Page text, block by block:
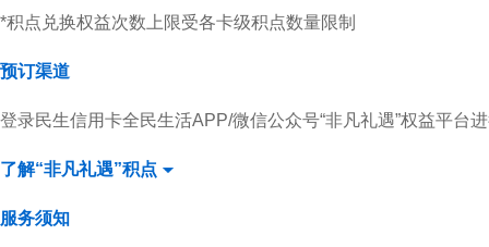
*积点兑换权益次数上限受各卡级积点数量限制
预订渠道
登录民生信用卡全民生活APP/微信公众号“非凡礼遇”权益平台
了解“非凡礼遇”积点
服务须知